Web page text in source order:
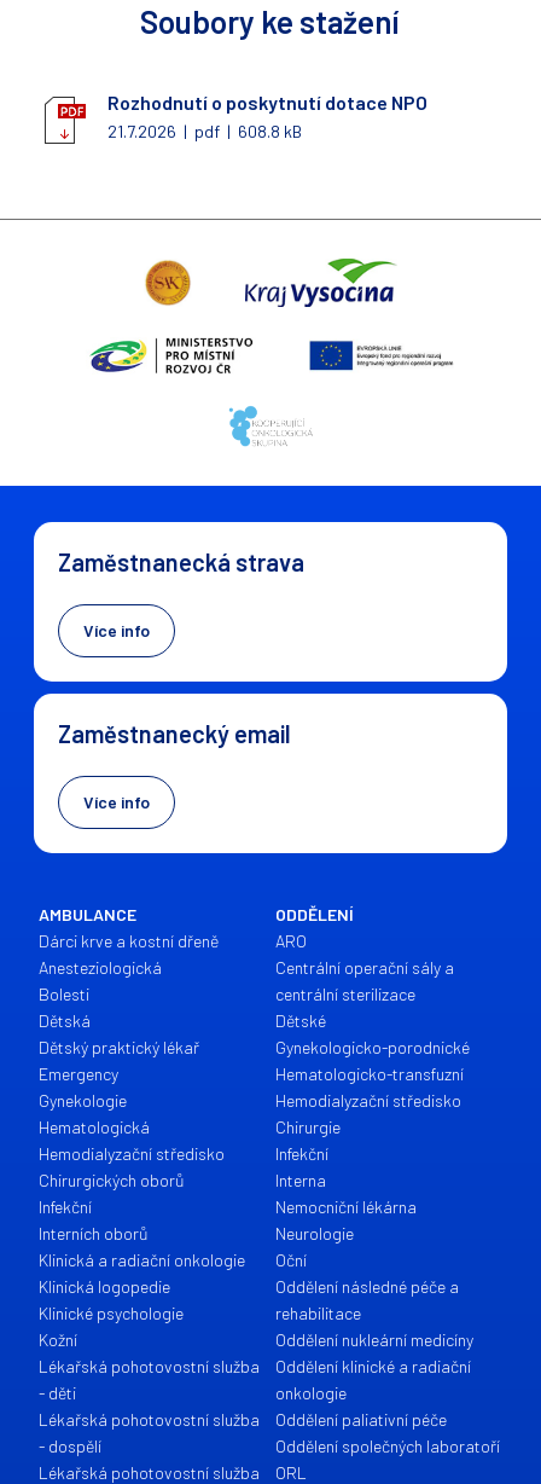
Soubory ke stažení
Rozhodnutí o poskytnutí dotace NPO
21.7.2026 | pdf | 608.8 kB
Zaměstnanecká strava
Více info
Zaměstnanecký email
Více info
AMBULANCE
Dárci krve a kostní dřeně
Anesteziologická
Bolesti
Dětská
Dětský praktický lékař
Emergency
Gynekologie
Hematologická
Hemodialyzační středisko
Chirurgických oborů
Infekční
Interních oborů
Klinická a radiační onkologie
Klinická logopedie
Klinické psychologie
Kožní
Lékařská pohotovostní služba
- děti
Lékařská pohotovostní služba
- dospělí
Lékařská pohotovostní služba
ODDĚLENÍ
ARO
Centrální operační sály a
centrální sterilizace
Dětské
Gynekologicko-porodnické
Hematologicko-transfuzní
Hemodialyzační středisko
Chirurgie
Infekční
Interna
Nemocniční lékárna
Neurologie
Oční
Oddělení následné péče a
rehabilitace
Oddělení nukleární medicíny
Oddělení klinické a radiační
onkologie
Oddělení paliativní péče
Oddělení společných laboratoří
ORL